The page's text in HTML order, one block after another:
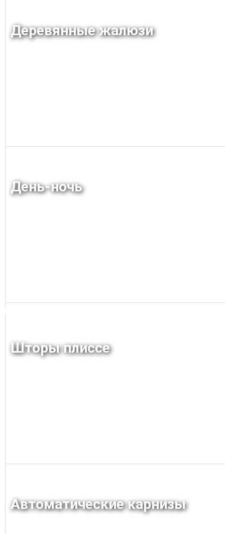
Деревянные жалюзи
День-ночь
Шторы плиссе
Автоматические карнизы